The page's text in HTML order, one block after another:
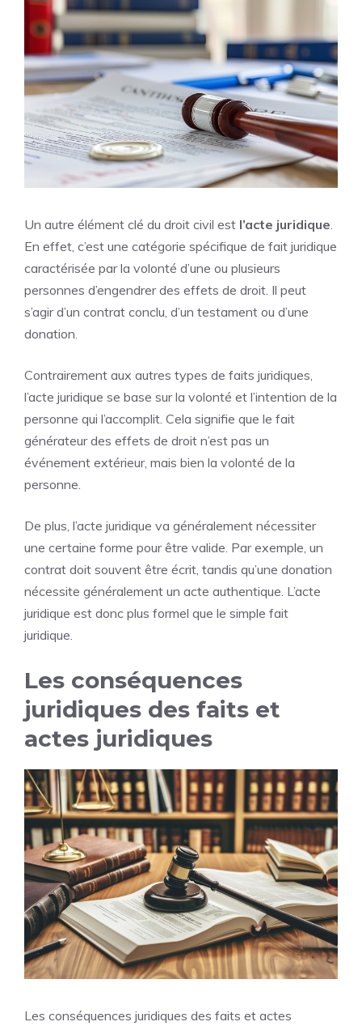
Un autre élément clé du droit civil est l’acte juridique
En effet, c’est une catégorie spécifique de fait juridique
caractérisée par la volonté d’une ou plusieurs
personnes d’engendrer des effets de droit. Il peut
s’agir d’un contrat conclu, d’un testament ou d’une
donation.
Contrairement aux autres types de faits juridiques,
l’acte juridique se base sur la volonté et l’intention de la
personne qui l’accomplit. Cela signifie que le fait
générateur des effets de droit n’est pas un
événement extérieur, mais bien la volonté de la
personne.
De plus, l’acte juridique va généralement nécessiter
une certaine forme pour être valide. Par exemple, un
contrat doit souvent être écrit, tandis qu’une donation
nécessite généralement un acte authentique. L’acte
juridique est donc plus formel que le simple fait
juridique.
Les conséquences
juridiques des faits et
actes juridiques
Les conséquences juridiques des faits et actes